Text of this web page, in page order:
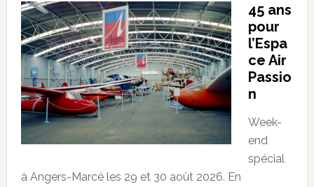
45 ans
pour
l’Espa
ce Air
Passio
n
Week-
end
spécial
à Angers-Marcé les 29 et 30 août 2026. En